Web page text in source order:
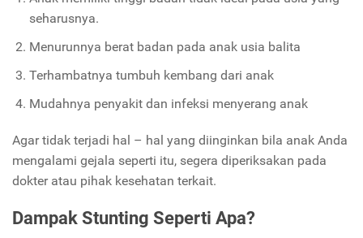
seharusnya.
Menurunnya berat badan pada anak usia balita
Terhambatnya tumbuh kembang dari anak
Mudahnya penyakit dan infeksi menyerang anak
Agar tidak terjadi hal – hal yang diinginkan bila anak Anda
mengalami gejala seperti itu, segera diperiksakan pada
dokter atau pihak kesehatan terkait.
Dampak Stunting Seperti Apa?